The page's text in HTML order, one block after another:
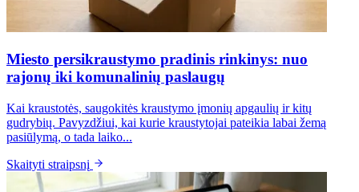
Miesto persikraustymo pradinis rinkinys: nuo
rajonų iki komunalinių paslaugų
Kai kraustotės, saugokitės kraustymo įmonių apgaulių ir kitų
gudrybių. Pavyzdžiui, kai kurie kraustytojai pateikia labai žemą
pasiūlymą, o tada laiko...
Skaityti straipsnį